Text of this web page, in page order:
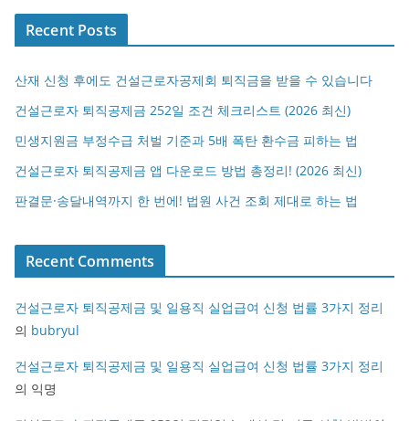
Recent Posts
산재 신청 후에도 건설근로자공제회 퇴직금을 받을 수 있습니다
건설근로자 퇴직공제금 252일 조건 체크리스트 (2026 최신)
민생지원금 부정수급 처벌 기준과 5배 폭탄 환수금 피하는 법
건설근로자 퇴직공제금 앱 다운로드 방법 총정리! (2026 최신)
판결문·송달내역까지 한 번에! 법원 사건 조회 제대로 하는 법
Recent Comments
건설근로자 퇴직공제금 및 일용직 실업급여 신청 법률 3가지 정리
의 bubryul
건설근로자 퇴직공제금 및 일용직 실업급여 신청 법률 3가지 정리
의 익명